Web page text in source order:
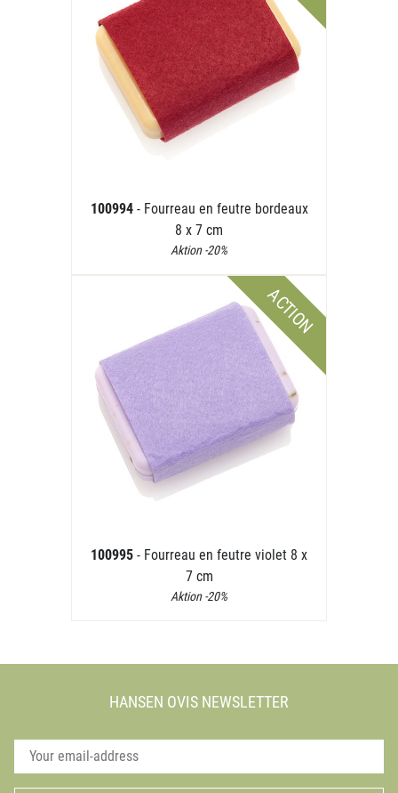
100994 - Fourreau en feutre bordeaux
8 x 7 cm
Aktion -20%
ACTION
100995 - Fourreau en feutre violet 8 x
7 cm
Aktion -20%
HANSEN OVIS NEWSLETTER